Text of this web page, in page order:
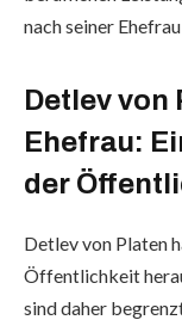
nach seiner
Detlev von
Ehefrau:
der
Detlev von Platen
Öffentlichkeit
sind daher